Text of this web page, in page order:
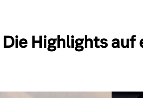
Die Highlights auf